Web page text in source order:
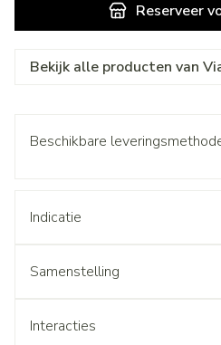
Reserveer
Bekijk alle producten van
Beschikbare
Indicatie
Samenstelling
Interacties